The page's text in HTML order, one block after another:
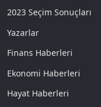
2023 Seçim Sonuçları
Yazarlar
Finans Haberleri
Ekonomi Haberleri
Hayat Haberleri